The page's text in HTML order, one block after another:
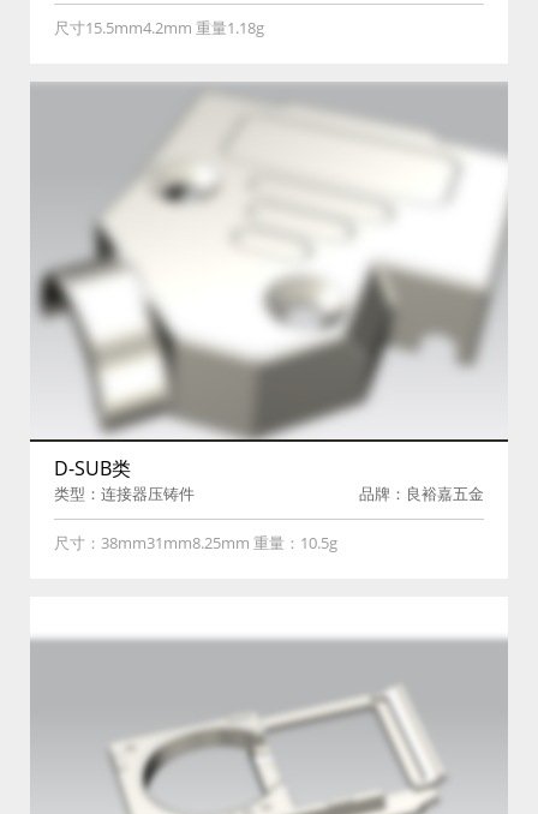
尺寸15.5mm4.2mm 重量1.18g
D-SUB类
类型：连接器压铸件 品牌：良裕嘉五金
尺寸：38mm31mm8.25mm 重量：10.5g